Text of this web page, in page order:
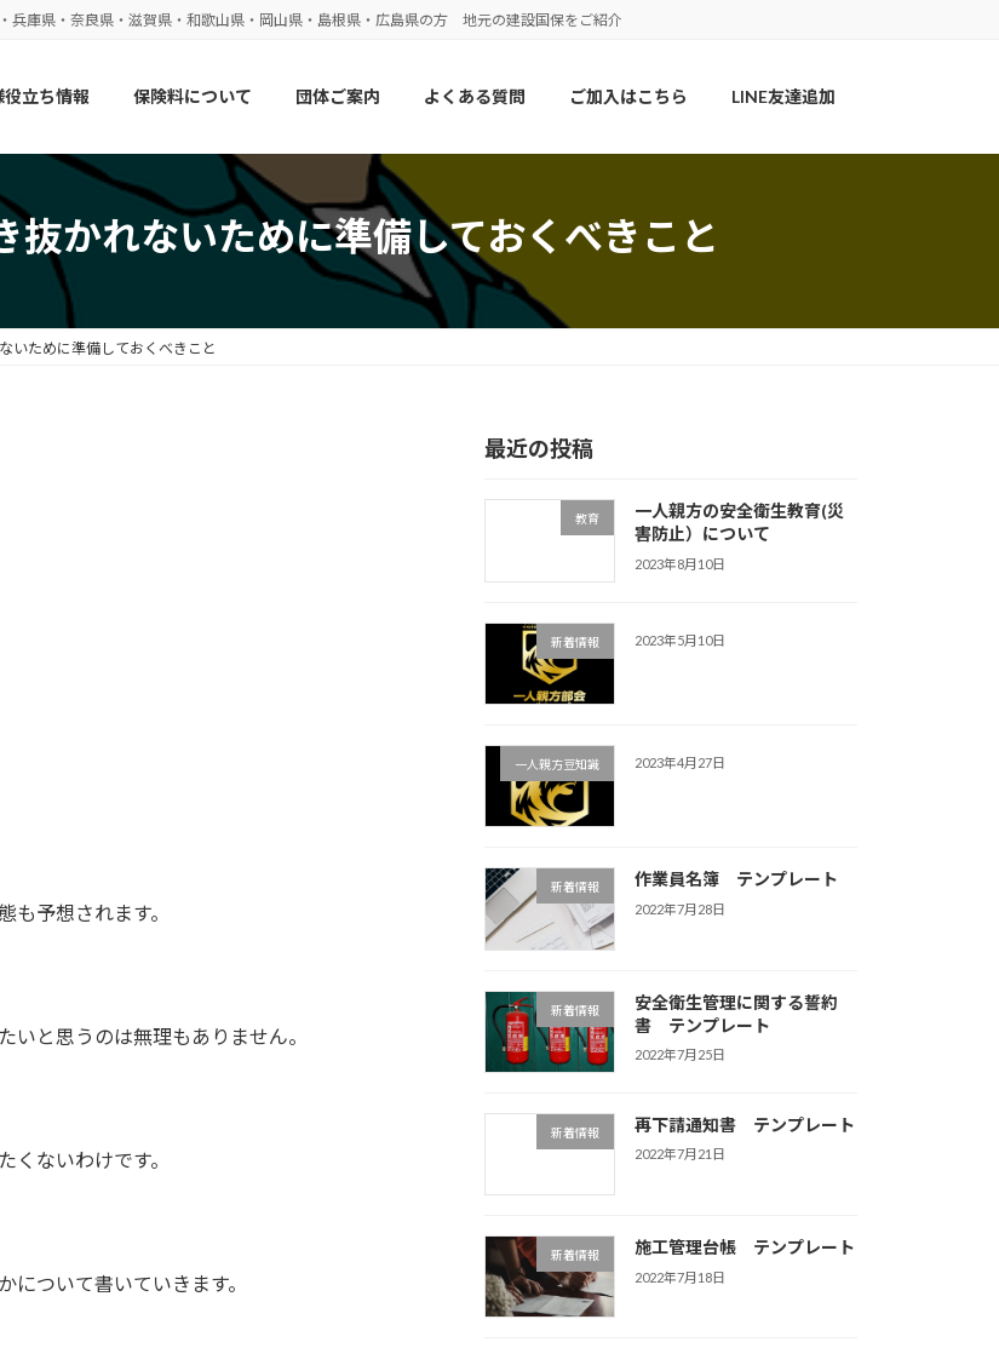
兵庫県・奈良県・滋賀県・和歌山県・岡山県・島根県・広島県の方 地元の建設国保をご紹介
立ち情報 保険料について 団体ご案内 よくある質問 ご加入はこちら LINE友達追加
抜かれないために準備しておくべきこと
いために準備しておくべきこと
予想されます。
と思うのは無理もありません。
ないわけです。
ついて書いていきます。
最近の投稿
教育
一人親方の安全衛生教育(災
害防止）について
2023年8月10日
新着情報 2023年5月10日
一人親方豆知識 2023年4月27日
新着情報 作業員名簿 テンプレート
2022年7月28日
新着情報
安全衛生管理に関する誓約
書 テンプレート
2022年7月25日
新着情報 再下請通知書 テンプレート
2022年7月21日
新着情報 施工管理台帳 テンプレート
2022年7月18日